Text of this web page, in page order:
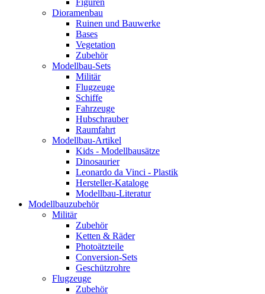
Figuren
Dioramenbau
Ruinen und Bauwerke
Bases
Vegetation
Zubehör
Modellbau-Sets
Militär
Flugzeuge
Schiffe
Fahrzeuge
Hubschrauber
Raumfahrt
Modellbau-Artikel
Kids - Modellbausätze
Dinosaurier
Leonardo da Vinci - Plastik
Hersteller-Kataloge
Modellbau-Literatur
Modellbauzubehör
Militär
Zubehör
Ketten & Räder
Photoätzteile
Conversion-Sets
Geschützrohre
Flugzeuge
Zubehör